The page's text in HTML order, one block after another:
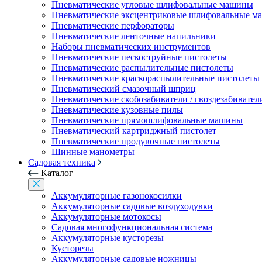
Пневматические угловые шлифовальные машины
Пневматические эксцентриковые шлифовальные
Пневматические перфораторы
Пневматические ленточные напильники
Наборы пневматических инструментов
Пневматические пескоструйные пистолеты
Пневматические распылительные пистолеты
Пневматические краскораспылительные пистолеты
Пневматический смазочный шприц
Пневматические скобозабиватели /
Пневматические кузовные пилы
Пневматические прямошлифовальные машины
Пневматический картриджный пистолет
Пневматические продувочные пистолеты
Шинные манометры
Садовая техника
Каталог
Аккумуляторные газонокосилки
Аккумуляторные садовые воздуходувки
Аккумуляторные мотокосы
Садовая многофункциональная система
Аккумуляторные кусторезы
Кусторезы
Аккумуляторные садовые ножницы